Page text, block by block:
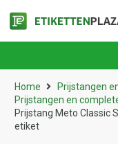
Home
Prijstangen
Prijstangen en
Prijstang Meto Classic
etiket